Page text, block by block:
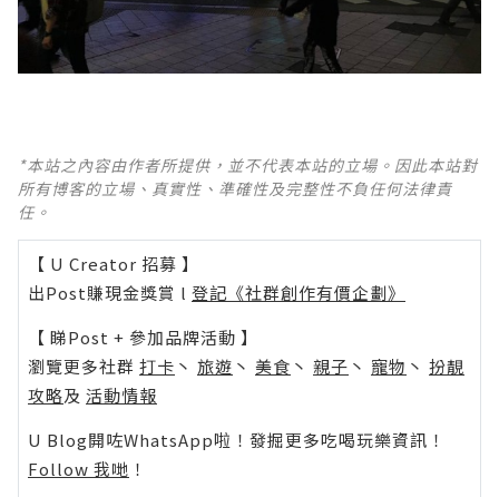
*本站之內容由作者所提供，並不代表本站的立場。因此本站對
所有博客的立場、真實性、準確性及完整性不負任何法律責
任。
【 U Creator 招募 】
出Post賺現金獎賞 l 登記《社群創作有價企劃》
【 睇Post + 參加品牌活動 】
瀏覽更多社群 打卡 丶 旅遊 丶 美食 丶 親子 丶 寵物 丶 扮靚
攻略及 活動情報
U Blog開咗WhatsApp啦！發掘更多吃喝玩樂資訊！
Follow 我哋 ！